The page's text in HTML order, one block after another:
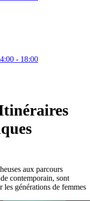
- 18:00
aux parcours
contemporain, sont
générations de femmes